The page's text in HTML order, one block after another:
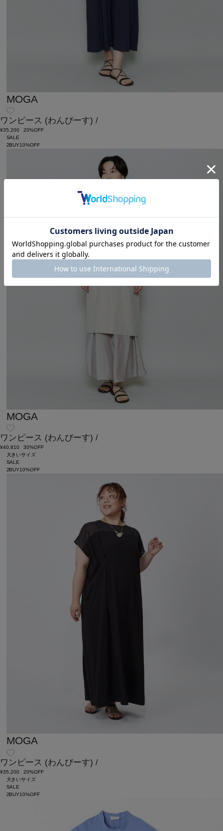
MOGA
ワンピース (わんぴーす) /
¥35,200
20%OFF
SALE
2BUY10%OFF
MOGA
ワンピース (わんぴーす) /
¥40,810
30%OFF
大きいサイズ
SALE
2BUY10%OFF
MOGA
ワンピース (わんぴーす) /
¥35,200
20%OFF
大きいサイズ
SALE
2BUY10%OFF